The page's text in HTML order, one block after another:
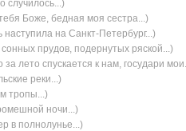
случилось...)
Боже, бедная моя сестра...)
на Санкт-Петербург...)
прудов, подернутых ряской...)
за лето спускается к нам, государи
реки...)
тропы...)
ночи...)
в полнолунье...)